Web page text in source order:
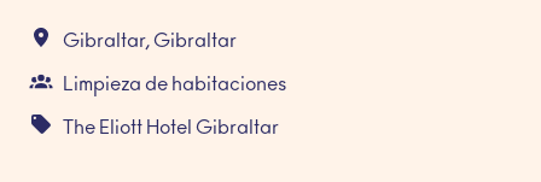
Gibraltar,Gibraltar
Limpieza de habitaciones
The Eliott Hotel Gibraltar